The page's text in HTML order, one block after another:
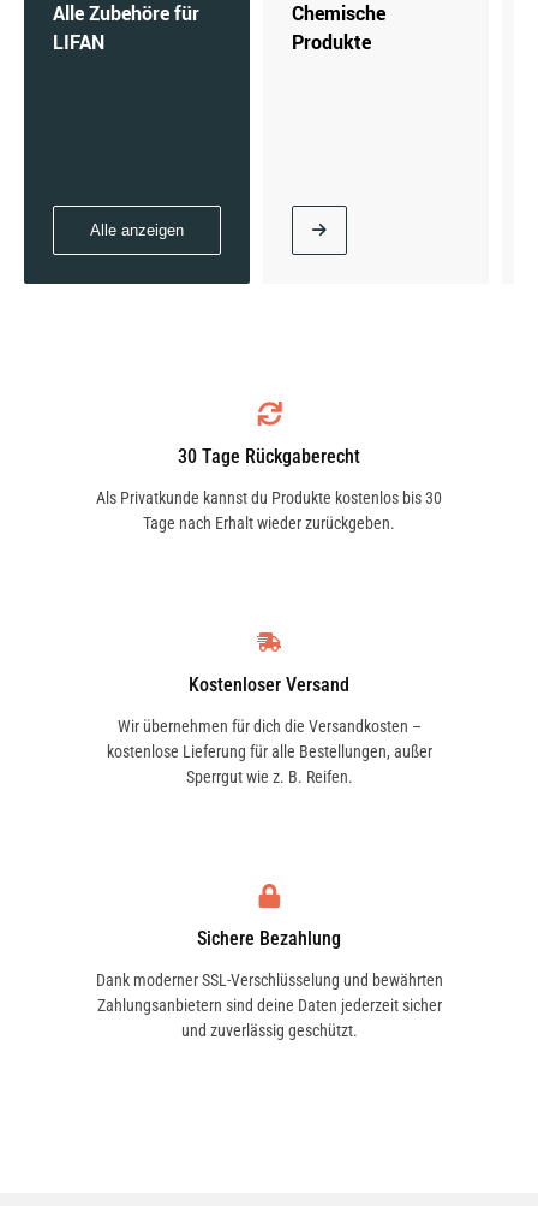
Alle Zubehöre für
LIFAN
Alle anzeigen
Chemische
Produkte
30 Tage Rückgaberecht
Als Privatkunde kannst du Produkte kostenlos bis 30
Tage nach Erhalt wieder zurückgeben.
Kostenloser Versand
Wir übernehmen für dich die Versandkosten –
kostenlose Lieferung für alle Bestellungen, außer
Sperrgut wie z. B. Reifen.
Sichere Bezahlung
Dank moderner SSL-Verschlüsselung und bewährten
Zahlungsanbietern sind deine Daten jederzeit sicher
und zuverlässig geschützt.